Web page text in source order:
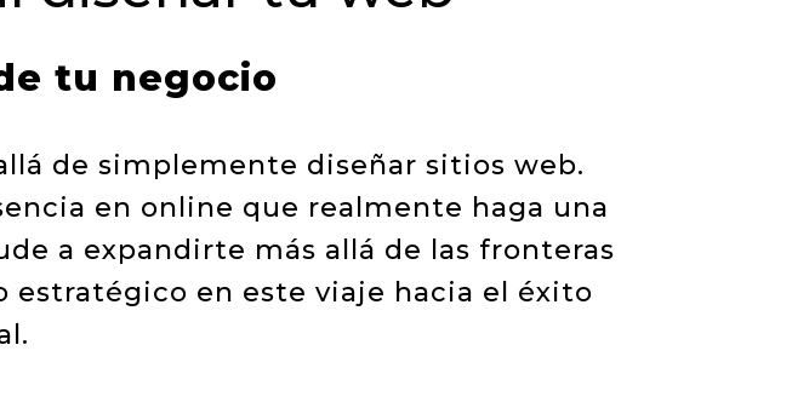
tu negocio
de simplemente diseñar sitios web.
en online que realmente haga una
a expandirte más allá de las fronteras
estratégico en este viaje hacia el éxito